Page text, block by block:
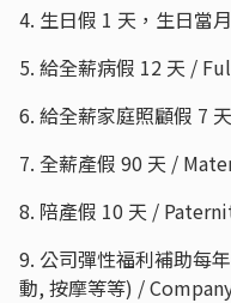
4. 生日假 1 天，生日當
5. 給全薪病假 12 天 /
6. 給全薪家庭照顧假 7
7. 全薪產假 90 天 /
8. 陪產假 10 天 /
9. 公司彈性福利補助每
動, 按摩等等) /